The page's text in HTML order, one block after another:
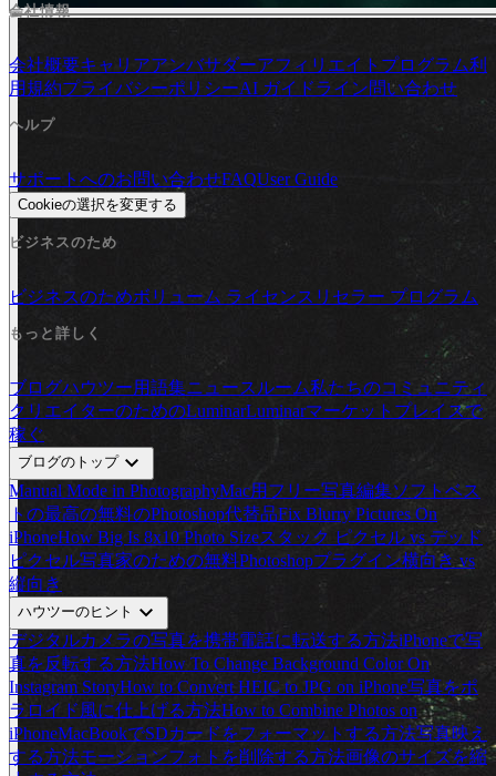
会社情報
会社概要キャリアアンバサダーアフィリエイトプログラム利
用規約プライバシーポリシーAI ガイドライン問い合わせ
ヘルプ
サポートへのお問い合わせFAQUser Guide
Cookieの選択を変更する
ビジネスのため
ビジネスのためボリューム ライセンス リセラー プログラム
もっと詳しく
ブログハウツー用語集ニュースルーム私たちのコミュニティ
クリエイターのためのLuminarLuminarマーケットプレイスで
稼ぐ
ブログのトップexpand_more
Manual Mode in PhotographyMac用フリー写真編集ソフトベス
ト の最高の無料のPhotoshop代替品Fix Blurry Pictures On
iPhoneHow Big Is 8x10 Photo Sizeスタック ピクセル vs デッド
ピクセル写真家のための無料Photoshopプラグイン横向き vs
縦向き
ハウツーのヒント expand_more
デジタルカメラの写真を携帯電話に転送する方法iPhoneで写
真を反転する方法How To Change Background Color On
Instagram StoryHow to Convert HEIC to JPG on iPhone写真をポ
ラロイド風に仕上げる方法How to Combine Photos on
iPhoneMacBookでSDカードをフォーマットする方法写真映え
する方法モーションフォトを削除する方法画像のサイズを縮